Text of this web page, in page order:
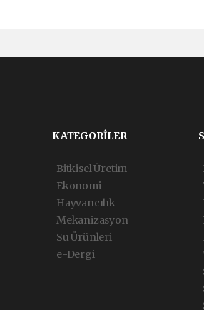
KATEGORİLER
Bitkisel Üretim
Ekonomi
Hayvancılık
Mekanizasyon
Su Ürünleri
e-Dergi